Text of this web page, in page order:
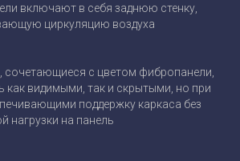
включают в себя заднюю стенку,
циркуляцию воздуха
, сочетающиеся с цветом фибропанели,
как видимыми, так и скрытыми, но при
поддержку каркаса без
нагрузки на панель